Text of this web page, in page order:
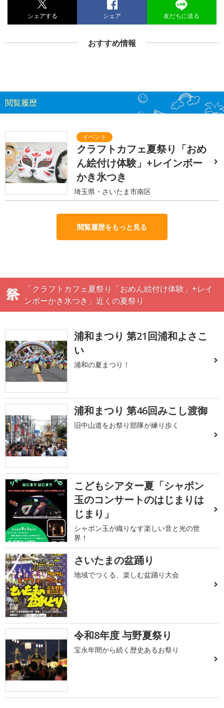
シェアする シェア 友だちに送る
おすすめ情報
閲覧履歴
クラフトカフェ夏祭り「おめ
ん絵付け体験」+レインボー
かき氷つき
埼玉県・さいたま市南区
閲覧履歴をもっと見る
「クラフトカフェ夏祭り「おめん絵付け体験」+レイ
ンボーかき氷つき」近くの夏祭り
浦和まつり 第21回浦和よさこ
い
浦和の夏まつり！
浦和まつり 第46回みこし渡御
旧中山道をお祭り部隊が練り歩く
こどもシアター夏「シャボン
玉のコンサートのはじまりは
じまり」
シャボン玉が織りなす楽しい音と光の世
界！
さいたまの盆踊り
地域でつくる、楽しむ盆踊り大会
令和8年度 与野夏祭り
宝永年間から続く歴史あるお祭り